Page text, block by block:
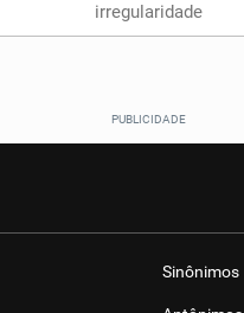
irregularidade
Sinônimos